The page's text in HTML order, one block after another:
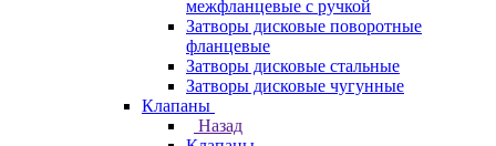
межфланцевые с ручкой
Затворы дисковые поворотные
фланцевые
Затворы дисковые стальные
Затворы дисковые чугунные
Клапаны
Назад